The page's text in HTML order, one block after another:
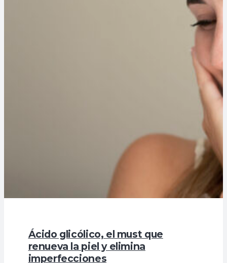
Ácido glicólico, el must que
renueva la piel y elimina
imperfecciones